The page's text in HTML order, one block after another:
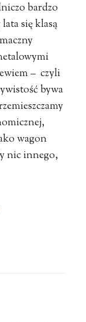
bardzo
się klasą
– czyli
bywa
wagon
nic innego,